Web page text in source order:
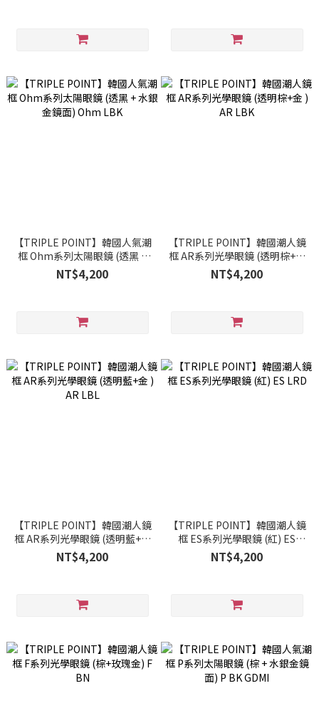
【TRIPLE POINT】韓國人氣潮
框 Ohm系列太陽眼鏡 (透黑 +
水銀金鏡面) Ohm LBK
NT$4,200
【TRIPLE POINT】韓國潮人鏡
框 AR系列光學眼鏡 (透明棕+金
) AR LBK
NT$4,200
【TRIPLE POINT】韓國潮人鏡
框 AR系列光學眼鏡 (透明藍+金
) AR LBL
NT$4,200
【TRIPLE POINT】韓國潮人鏡
框 ES系列光學眼鏡 (紅) ES
LRD
NT$4,200